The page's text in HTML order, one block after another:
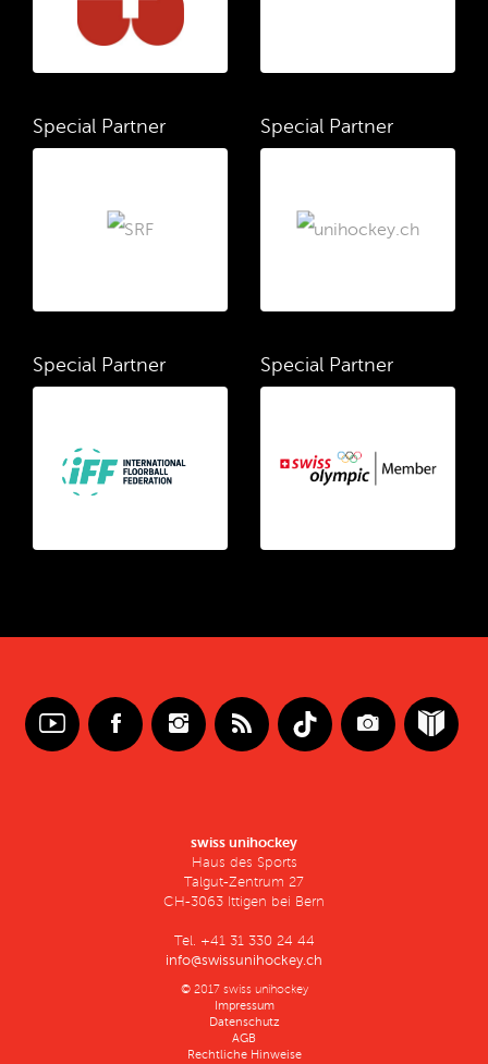
Special Partner Special Partner
Special Partner Special Partner
swiss unihockey
Haus des Sports
Talgut-Zentrum 27
CH-3063 Ittigen bei Bern
Tel. +41 31 330 24 44
info@swissunihockey.ch
© 2017 swiss unihockey
Impressum
Datenschutz
AGB
Rechtliche Hinweise